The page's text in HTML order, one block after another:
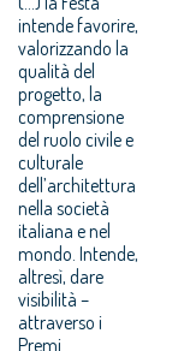
intende favorire,
valorizzando la
qualità del
progetto, la
comprensione
del ruolo civile e
culturale
dell’architettura
nella società
italiana e nel
mondo. Intende,
altresì, dare
visibilità –
attraverso i
Premi